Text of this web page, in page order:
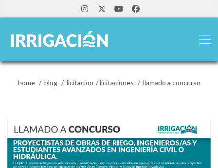
home blog licitacion licitaciones llamado a concurso